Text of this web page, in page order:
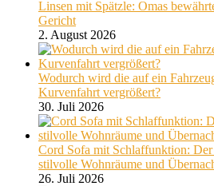
Linsen mit Spätzle: Omas
Gericht
2. August 2026
Wodurch wird die auf ein
Kurvenfahrt vergrößert?
30. Juli 2026
Cord Sofa mit Schlaffunktion:
stilvolle Wohnräume und
26. Juli 2026